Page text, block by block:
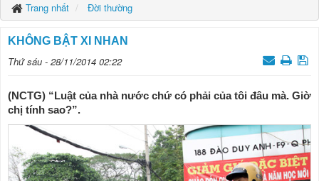
Trang nhất Đời thường
KHÔNG BẬT XI NHAN
Thứ sáu - 28/11/2014 02:22
(NCTG) “Luật của nhà nước chứ có phải của tôi đâu mà. Giờ
chị tính sao?”.